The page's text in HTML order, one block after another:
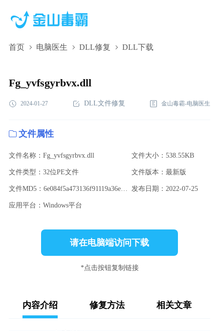
首页 电脑医生 DLL修复 DLL下载
Fg_yvfsgyrbvx.dll,Fg_yvfsgyrbvx.dll下载,Fg_yvfsgyrbvx.dll修复
Fg_yvfsgyrbvx.dll
2024-01-27 DLL文件修复 金山毒霸-电脑医生
文件属性
文件名称：Fg_yvfsgyrbvx.dll 文件大小：538.55KB
文件类型：32位PE文件 文件版本：最新版
文件MD5：6e084f5a473136f91119a36ec3262171 发布日期：2022-07-25
应用平台：Windows平台
请在电脑端访问下载
*点击按钮复制链接
内容介绍 修复方法 相关文章